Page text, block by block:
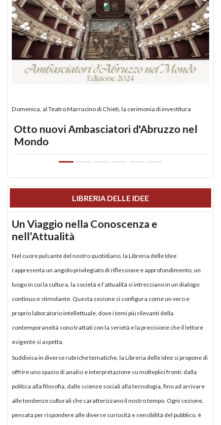
Domenica, al Teatro Marrucino di Chieti, la cerimonia di investitura
Otto nuovi Ambasciatori d'Abruzzo nel
Mondo
LIBRERIA DELLE IDEE
Un Viaggio nella Conoscenza e
nell’Attualità
Nel cuore pulsante del nostro quotidiano, la Libreria delle Idee
rappresenta un angolo privilegiato di riflessione e approfondimento, un
luogo in cui la cultura, la società e l’attualità si intrecciano in un dialogo
continuo e stimolante. Questa sezione si configura come un vero e
proprio laboratorio intellettuale, dove i temi più rilevanti della
contemporaneità sono trattati con la serietà e la precisione che il lettore
esigente si aspetta.
Suddivisa in diverse rubriche tematiche, la Libreria delle Idee si propone di
offrire uno spazio di analisi e interpretazione su molteplici fronti: dalla
politica alla filosofia, dalle scienze sociali alla tecnologia, fino ad arrivare
alle tendenze culturali che caratterizzano il nostro tempo. Ogni sezione,
pensata per rispondere alle diverse curiosità e sensibilità del pubblico, è